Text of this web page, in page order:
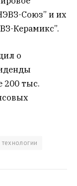
Союз” и их
Керамикс”.
о
200 тыс.
технологии